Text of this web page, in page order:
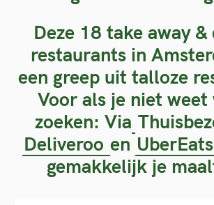
Deze 18 take away
restaurants in
een greep uit talloze
Voor als je niet weet
zoeken: Via
Deliveroo en UberEats
gemakkelijk je